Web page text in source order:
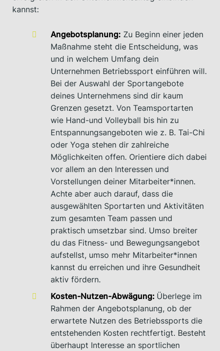
kannst:
Angebotsplanung: Zu Beginn einer jeden
Maßnahme steht die Entscheidung, was
und in welchem Umfang dein
Unternehmen Betriebssport einführen will.
Bei der Auswahl der Sportangebote
deines Unternehmens sind dir kaum
Grenzen gesetzt. Von Teamsportarten
wie Hand-und Volleyball bis hin zu
Entspannungsangeboten wie z. B. Tai-Chi
oder Yoga stehen dir zahlreiche
Möglichkeiten offen. Orientiere dich dabei
vor allem an den Interessen und
Vorstellungen deiner Mitarbeiter*innen.
Achte aber auch darauf, dass die
ausgewählten Sportarten und Aktivitäten
zum gesamten Team passen und
praktisch umsetzbar sind. Umso breiter
du das Fitness- und Bewegungsangebot
aufstellst, umso mehr Mitarbeiter*innen
kannst du erreichen und ihre Gesundheit
aktiv fördern.
Kosten-Nutzen-Abwägung: Überlege im
Rahmen der Angebotsplanung, ob der
erwartete Nutzen des Betriebssports die
entstehenden Kosten rechtfertigt. Besteht
überhaupt Interesse an sportlichen